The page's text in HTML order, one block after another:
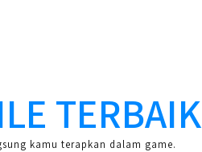
TERBAIK
kamu terapkan dalam game.